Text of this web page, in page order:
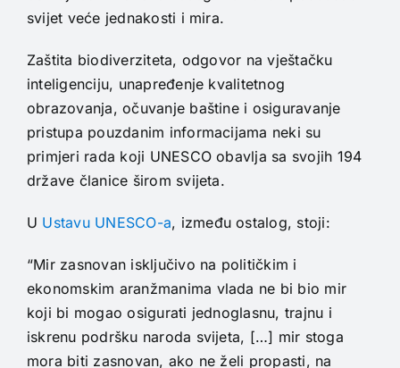
svijet veće jednakosti i mira.
Zaštita biodiverziteta, odgovor na vještačku
inteligenciju, unapređenje kvalitetnog
obrazovanja, očuvanje baštine i osiguravanje
pristupa pouzdanim informacijama neki su
primjeri rada koji UNESCO obavlja sa svojih 194
države članice širom svijeta.
U Ustavu UNESCO-a, između ostalog, stoji:
“Mir zasnovan isključivo na političkim i
ekonomskim aranžmanima vlada ne bi bio mir
koji bi mogao osigurati jednoglasnu, trajnu i
iskrenu podršku naroda svijeta, […] mir stoga
mora biti zasnovan, ako ne želi propasti, na